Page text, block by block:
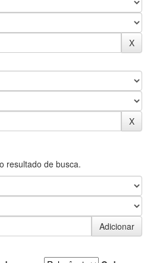
resultado de busca.